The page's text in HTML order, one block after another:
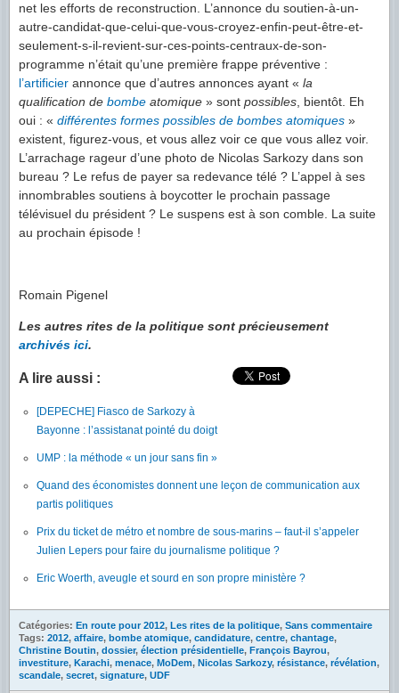
net les efforts de reconstruction. L’annonce du soutien-à-un-
autre-candidat-que-celui-que-vous-croyez-enfin-peut-être-et-
seulement-s-il-revient-sur-ces-points-centraux-de-son-
programme n’était qu’une première frappe préventive :
l’artificier annonce que d’autres annonces ayant « la
qualification de bombe atomique » sont possibles , bientôt. Eh
oui : « différentes formes possibles de bombes atomiques »
existent, figurez-vous, et vous allez voir ce que vous allez voir.
L’arrachage rageur d’une photo de Nicolas Sarkozy dans son
bureau ? Le refus de payer sa redevance télé ? L’appel à ses
innombrables soutiens à boycotter le prochain passage
télévisuel du président ? Le suspens est à son comble. La suite
au prochain épisode !
Romain Pigenel
Les autres rites de la politique sont précieusement
archivés ici.
A lire aussi :
[DEPECHE] Fiasco de Sarkozy à
Bayonne : l’assistanat pointé du doigt
UMP : la méthode « un jour sans fin »
Quand des économistes donnent une leçon de communication aux
partis politiques
Prix du ticket de métro et nombre de sous-marins – faut-il s’appeler
Julien Lepers pour faire du journalisme politique ?
Eric Woerth, aveugle et sourd en son propre ministère ?
Catégories: En route pour 2012, Les rites de la politique, Sans commentaire
Tags: 2012, affaire, bombe atomique, candidature, centre, chantage,
Christine Boutin, dossier, élection présidentielle, François Bayrou,
investiture, Karachi, menace, MoDem, Nicolas Sarkozy, résistance, révélation,
scandale, secret, signature, UDF